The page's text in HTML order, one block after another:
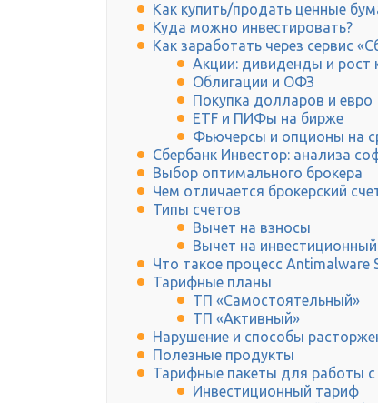
Как купить/продать ценные
Куда можно инвестировать?
Как заработать через сервис
Акции: дивиденды и рост
Облигации и ОФЗ
Покупка долларов и евро
ETF и ПИФы на бирже
Фьючерсы и опционы на
Сбербанк Инвестор: анализа
Выбор оптимального брокера
Чем отличается брокерский
Типы счетов
Вычет на взносы
Вычет на
Что такое процесс Antimalware
Тарифные планы
ТП «Самостоятельный»
ТП «Активный»
Нарушение и способы
Полезные продукты
Тарифные пакеты для работы с
Инвестиционный тариф